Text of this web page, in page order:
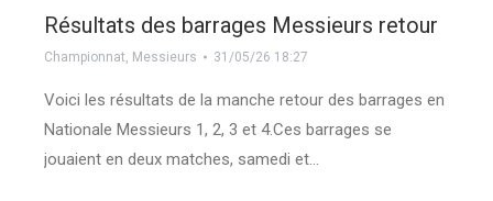
Résultats des barrages Messieurs retour
Championnat, Messieurs 31/05/26 18:27
Voici les résultats de la manche retour des barrages en
Nationale Messieurs 1, 2, 3 et 4.Ces barrages se
jouaient en deux matches, samedi et…